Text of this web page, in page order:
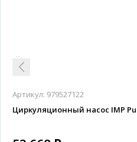
Артикул: 979527122
Циркуляционный насос IMP